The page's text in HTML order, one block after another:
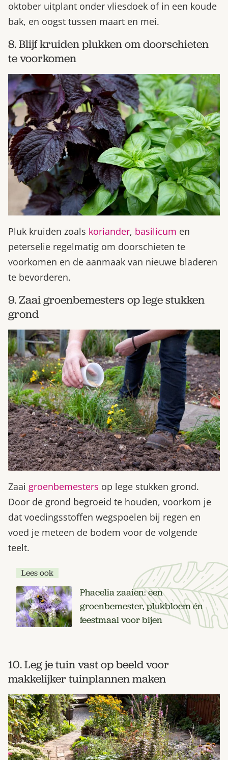
oktober uitplant onder vliesdoek of in een koude
bak, en oogst tussen maart en mei.
8. Blijf kruiden plukken om doorschieten
te voorkomen
Pluk kruiden zoals koriander, basilicum en
peterselie regelmatig om doorschieten te
voorkomen en de aanmaak van nieuwe bladeren
te bevorderen.
9. Zaai groenbemesters op lege stukken
grond
Zaai groenbemesters op lege stukken grond.
Door de grond begroeid te houden, voorkom je
dat voedingsstoffen wegspoelen bij regen en
voed je meteen de bodem voor de volgende
teelt.
Lees ook
Phacelia zaaien: een
groenbemester, plukbloem én
feestmaal voor bijen
10. Leg je tuin vast op beeld voor
makkelijker tuinplannen maken